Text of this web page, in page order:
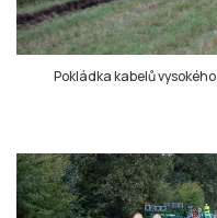
Pokládka kabelů